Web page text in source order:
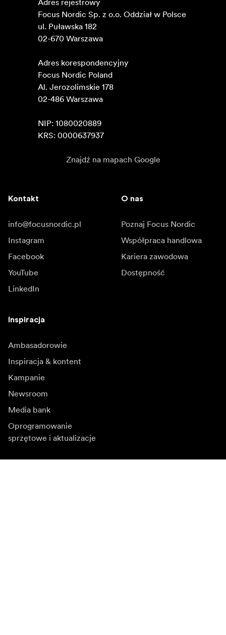
Focus Nordic Sp. z o.o. Oddział w Polsce
ul. Puławska 182
02-670 Warszawa
Adres korespondencyjny
Focus Nordic Poland
Al. Jerozolimskie 178
02-486 Warszawa
NIP: 1080020889
KRS: 0000637937
Znajdź na mapach Google
Kontakt
info@focusnordic.pl
Instagram
Facebook
YouTube
LinkedIn
O nas
Poznaj Focus Nordic
Współpraca handlowa
Kariera zawodowa
Dostępność
Inspiracja
Ambasadorowie
Inspiracja & kontent
Kampanie
Newsroom
Media bank
Oprogramowanie
sprzętowe i aktualizacje